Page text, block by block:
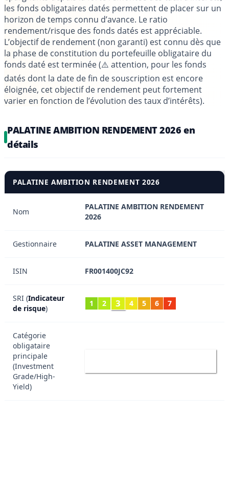
les fonds obligataires datés permettent de placer sur un
horizon de temps connu d’avance. Le ratio
rendement/risque des fonds datés est appréciable.
L’objectif de rendement (non garanti) est connu dès que
la phase de constitution du portefeuille obligataire du
fonds daté est terminée (⚠️ attention, pour les fonds
datés dont la date de fin de souscription est encore
éloignée, cet objectif de rendement peut fortement
varier en fonction de l’évolution des taux d’intérêts).
PALATINE AMBITION RENDEMENT 2026 en
détails
PALATINE AMBITION RENDEMENT 2026
Nom
PALATINE AMBITION RENDEMENT
2026
Gestionnaire PALATINE ASSET MANAGEMENT
ISIN FR001400JC92
SRI (Indicateur
de risque)
1 2 3 4 5 6 7
Catégorie
obligataire
principale
(Investment
Grade/High-
Yield)